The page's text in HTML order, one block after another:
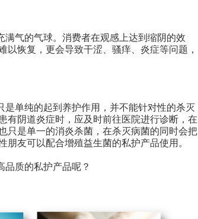
气的气球。消费者在观感上达到缩阴的效
恢复，更会导致干涩、骚痒、炎症等问题，
单纯的起到养护作用，并不能针对性的杀灭
有阴道炎症时，应及时前往医院进行诊断，在
只是单一的消炎杀菌，在杀灭病菌的同时会把
友可以配合增殖益生菌的私护产品使用。
品质的私护产品呢？